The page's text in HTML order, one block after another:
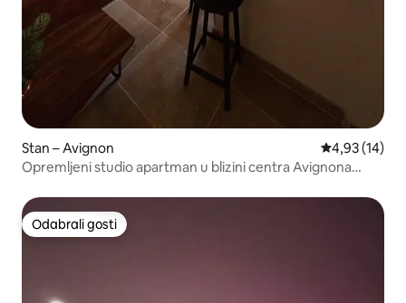
Stan – Avignon Prosječna
4,93 (14)
Opremljeni studio apartman u blizini centra Avignona
Odabrali gosti
Odabrali gosti